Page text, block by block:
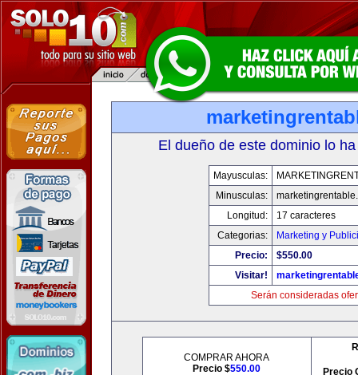
El dueño de este dominio lo
Mayusculas:
Minusculas:
Longitud:
17 caracteres
Categorias:
Marketing y
Precio:
$550.00
Visitar!
Serán consideradas
COMPRAR AHORA
Precio $550.00
Precio